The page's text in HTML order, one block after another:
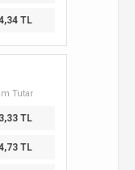
TL
Tutar
TL
TL